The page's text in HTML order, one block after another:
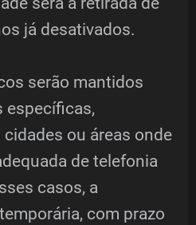
já desativados.
serão mantidos
específicas,
ou áreas onde
de telefonia
casos, a
com prazo